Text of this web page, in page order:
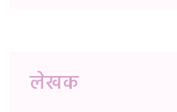
लेखक